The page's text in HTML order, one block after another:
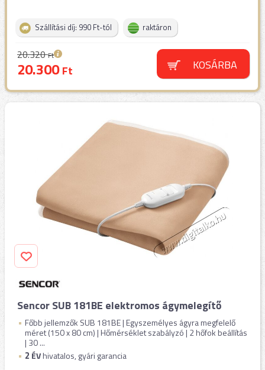
Szállítási díj: 990 Ft-tól raktáron
20.320Ft
20.300Ft KOSÁRBA
Sencor SUB 181BE elektromos ágymelegítő
Főbb jellemzők SUB 181BE | Egyszemélyes ágyra megfelelő
méret (150 x 80 cm) | Hőmérséklet szabályzó | 2 hőfok beállítás
| 30 ...
2 ÉVhivatalos, gyári garancia